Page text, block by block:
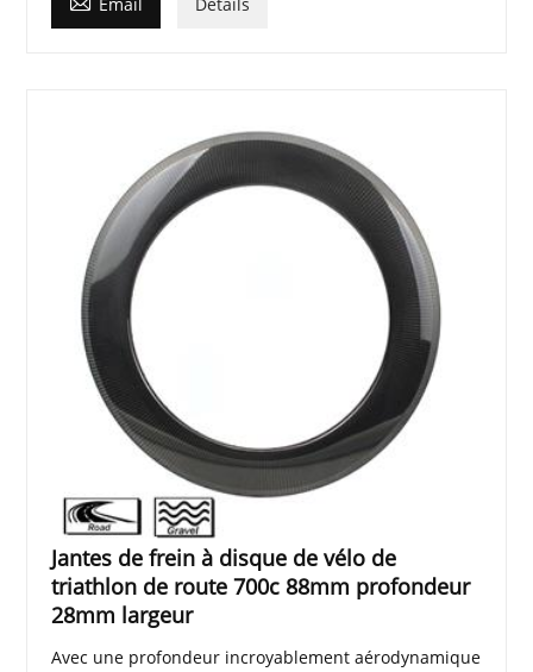
Jantes de frein à disque de vélo de
triathlon de route 700c 88mm profondeur
28mm largeur
Avec une profondeur incroyablement aérodynamique